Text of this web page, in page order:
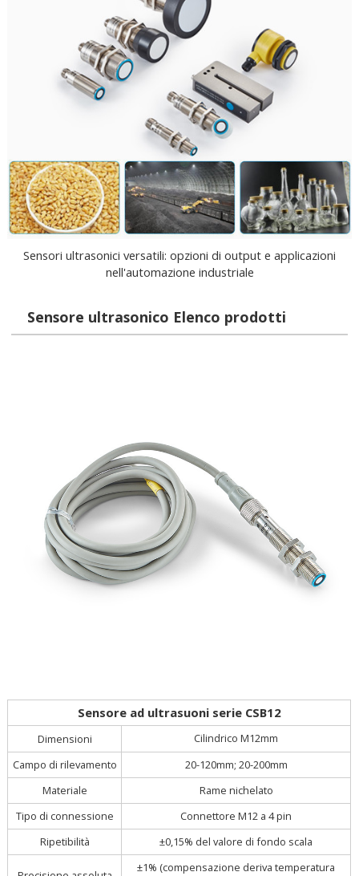
Sensori ultrasonici versatili: opzioni di output e applicazioni
nell'automazione industriale
Sensore ultrasonico Elenco prodotti
Sensore ad ultrasuoni serie CSB12
Dimensioni
Cilindrico M12mm
Campo di rilevamento
20-120mm; 20-200mm
Materiale
Rame nichelato
Tipo di connessione
Connettore M12 a 4 pin
Ripetibilità
±0,15% del valore di fondo scala
±1% (compensazione deriva temperatura